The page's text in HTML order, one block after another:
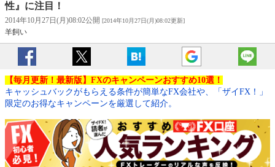
性』に注目！
2014年10月27日(月)08:02公開 [2014年10月27日(月)08:02更新]
羊飼い
【毎月更新！最新版】FXのキャンペーンおすすめ10選！
キャッシュバックがもらえる条件が簡単なFX会社や、「ザイFX！」
限定のお得なキャンペーンを厳選して紹介。